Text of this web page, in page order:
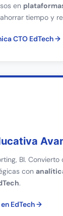
en
tiempo y
CTO EdTech
BI. Convierto
con
.
EdTech